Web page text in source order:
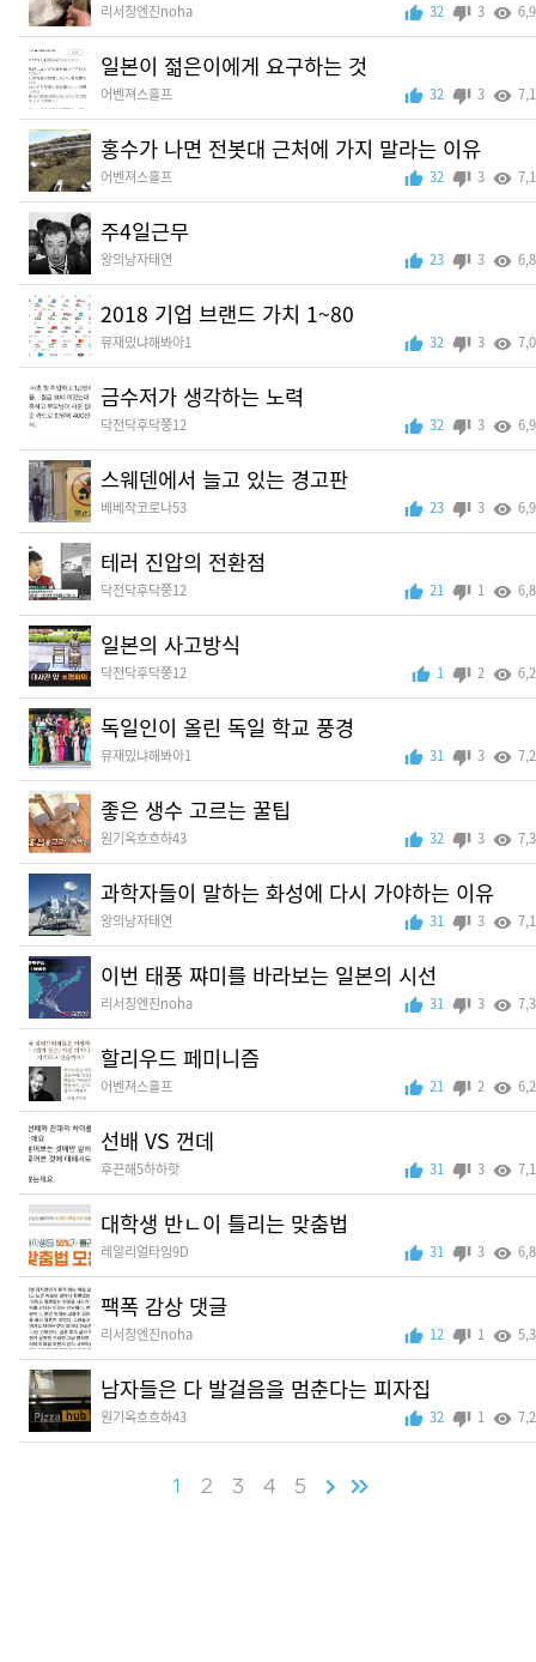
리서칭엔진noha 32 3
일본이 젊은이에게 요구하는 것
어벤져스홀프 32 3
홍수가 나면 전봇대 근처에 가지 말라는 이유
어벤져스홀프 32 3
주4일근무
왕의낭자태연 23 3
2018 기업 브랜드 가치 1~80
뮤재밌냐해봐아1 32 3
금수저가 생각하는 노력
닥전닥후닥쭝12 32 3
스웨덴에서 늘고 있는 경고판
베베작코로나53 23 3
테러 진압의 전환점
닥전닥후닥쭝12 21 1
일본의 사고방식
닥전닥후닥쭝12 1 2
독일인이 올린 독일 학교 풍경
뮤재밌냐해봐아1 31 3
좋은 생수 고르는 꿀팁
원기옥흐흐하43 32 3
과학자들이 말하는 화성에 다시 가야하는 이유
왕의낭자태연 31 3
이번 태풍 쨔미를 바라보는 일본의 시선
리서칭엔진noha 31 3
할리우드 페미니즘
어벤져스홀프 21 2
선배 VS 껀데
후끈해5하하핫 31 3
대학생 반ㄴ이 틀리는 맞춤법
레알리얼타임9D 31 3
팩폭 감상 댓글
리서칭엔진noha 12 1
남자들은 다 발걸음을 멈춘다는 피자집
원기옥흐흐하43 32 1
1 2 3 4 5